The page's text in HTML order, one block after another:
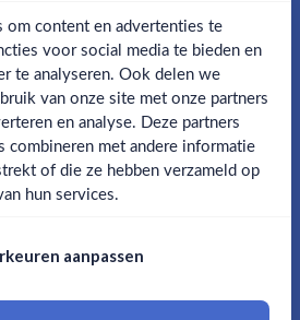
18 jaar of ouder?
Nee
zijn
content en advertenties te
voor social media te bieden en
te analyseren. Ook delen we
van onze site met onze partners
en analyse. Deze partners
combineren met andere informatie
of die ze hebben verzameld op
hun services.
aanpassen
direct 5% korting op je eerste
bestelling.
mijn korting